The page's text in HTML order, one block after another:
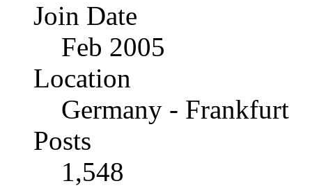
Join Date
Feb 2005
Location
Germany - Frankfurt
Posts
1,548